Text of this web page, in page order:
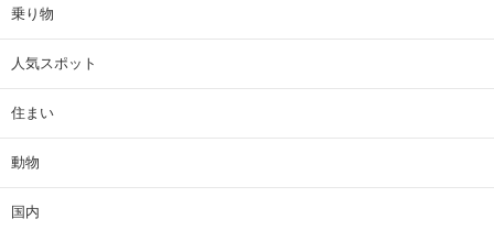
乗り物
人気スポット
住まい
動物
国内